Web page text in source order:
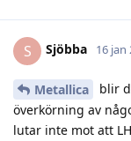
S Sjöbba 16 jan
Metallica
blir
överkörning av
lutar inte mot att